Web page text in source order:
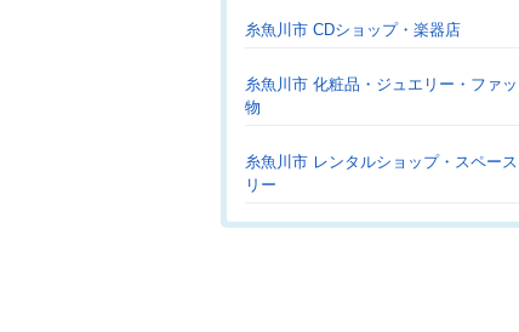
糸魚川市 CDショップ・楽器店
糸魚川市 化粧品・ジュエリー・ファ
物
糸魚川市 レンタルショップ・スペー
リー